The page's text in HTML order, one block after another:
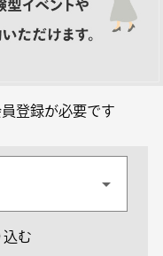
登録が必要です
込む